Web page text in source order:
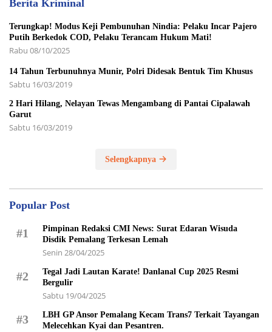
Berita Kriminal
Terungkap! Modus Keji Pembunuhan Nindia: Pelaku Incar Pajero
Putih Berkedok COD, Pelaku Terancam Hukum Mati!
Rabu 08/10/2025
14 Tahun Terbunuhnya Munir, Polri Didesak Bentuk Tim Khusus
Sabtu 16/03/2019
2 Hari Hilang, Nelayan Tewas Mengambang di Pantai Cipalawah
Garut
Sabtu 16/03/2019
Selengkapnya
Popular Post
#1
Pimpinan Redaksi CMI News: Surat Edaran Wisuda
Disdik Pemalang Terkesan Lemah
Senin 28/04/2025
#2
Tegal Jadi Lautan Karate! Danlanal Cup 2025 Resmi
Bergulir
Sabtu 19/04/2025
#3
LBH GP Ansor Pemalang Kecam Trans7 Terkait Tayangan
Melecehkan Kyai dan Pesantren.